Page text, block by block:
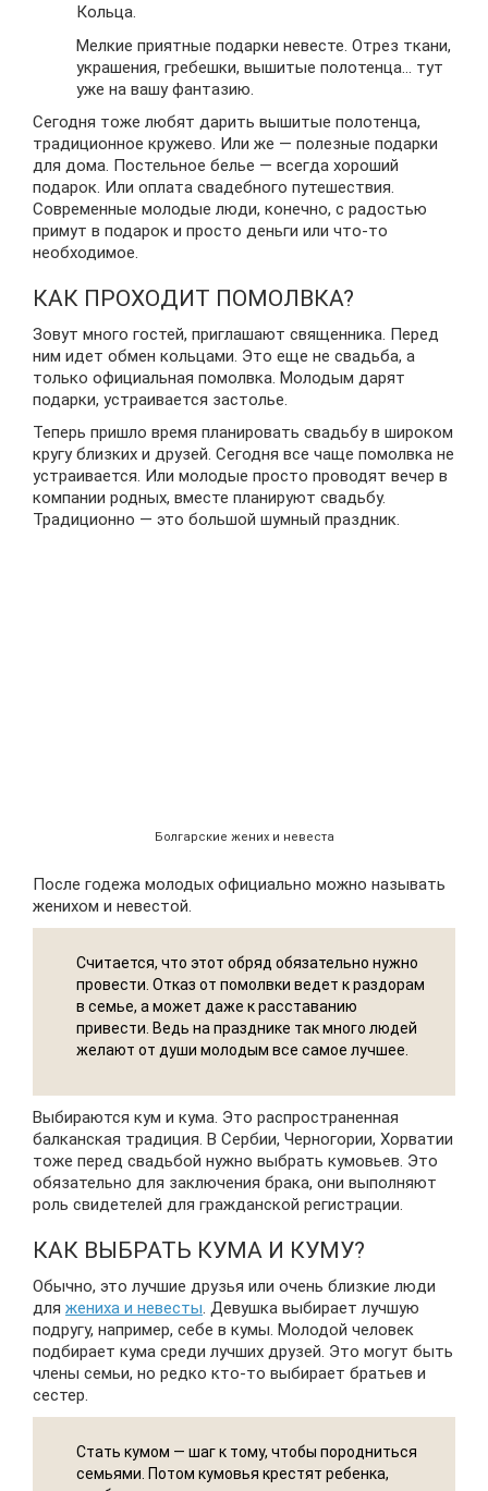
Кольца.
Мелкие приятные подарки невесте. Отрез ткани,
украшения, гребешки, вышитые полотенца… тут
уже на вашу фантазию.
Сегодня тоже любят дарить вышитые полотенца,
традиционное кружево. Или же — полезные подарки
для дома. Постельное белье — всегда хороший
подарок. Или оплата свадебного путешествия.
Современные молодые люди, конечно, с радостью
примут в подарок и просто деньги или что-то
необходимое.
КАК ПРОХОДИТ ПОМОЛВКА?
Зовут много гостей, приглашают священника. Перед
ним идет обмен кольцами. Это еще не свадьба, а
только официальная помолвка. Молодым дарят
подарки, устраивается застолье.
Теперь пришло время планировать свадьбу в широком
кругу близких и друзей. Сегодня все чаще помолвка не
устраивается. Или молодые просто проводят вечер в
компании родных, вместе планируют свадьбу.
Традиционно — это большой шумный праздник.
Болгарские жених и невеста
После годежа молодых официально можно называть
женихом и невестой.
Считается, что этот обряд обязательно нужно
провести. Отказ от помолвки ведет к раздорам
в семье, а может даже к расставанию
привести. Ведь на празднике так много людей
желают от души молодым все самое лучшее.
Выбираются кум и кума. Это распространенная
балканская традиция. В Сербии, Черногории, Хорватии
тоже перед свадьбой нужно выбрать кумовьев. Это
обязательно для заключения брака, они выполняют
роль свидетелей для гражданской регистрации.
КАК ВЫБРАТЬ КУМА И КУМУ?
Обычно, это лучшие друзья или очень близкие люди
для жениха и невесты . Девушка выбирает лучшую
подругу, например, себе в кумы. Молодой человек
подбирает кума среди лучших друзей. Это могут быть
члены семьи, но редко кто-то выбирает братьев и
сестер.
Стать кумом — шаг к тому, чтобы породниться
семьями. Потом кумовья крестят ребенка,